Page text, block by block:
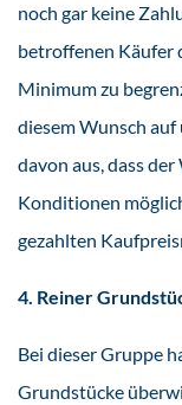
noch gar keine
betroffenen Käufer
Minimum zu
diesem Wunsch auf
davon aus, dass
Konditionen
gezahlten
4. Reiner
Bei dieser Gruppe
Grundstücke